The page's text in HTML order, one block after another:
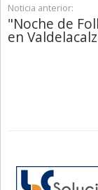
Noticia anterior:
"Noche de
en